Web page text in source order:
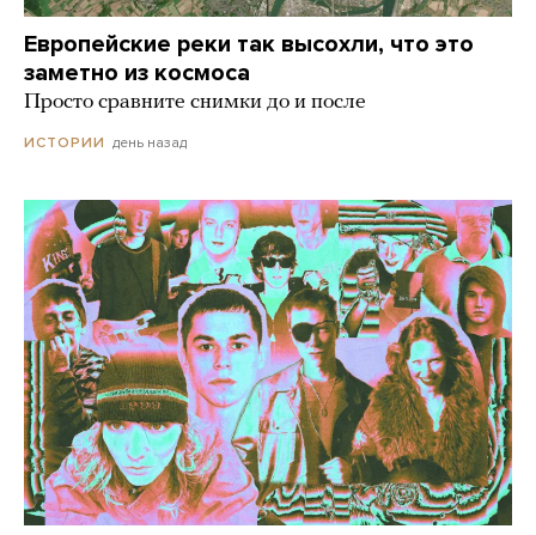
Европейские реки так высохли, что это
заметно из космоса
Просто сравните снимки до и после
ИСТОРИИ день назад